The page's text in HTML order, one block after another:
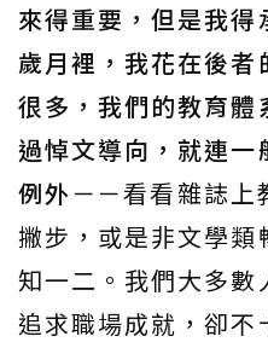
來得重要，但是我
歲月裡，我花在後
很多，我們的教育體
過悼文導向，就連一
例外－－看看雜誌
撇步，或是非文學
知一二。我們大多
追求職場成就，卻不